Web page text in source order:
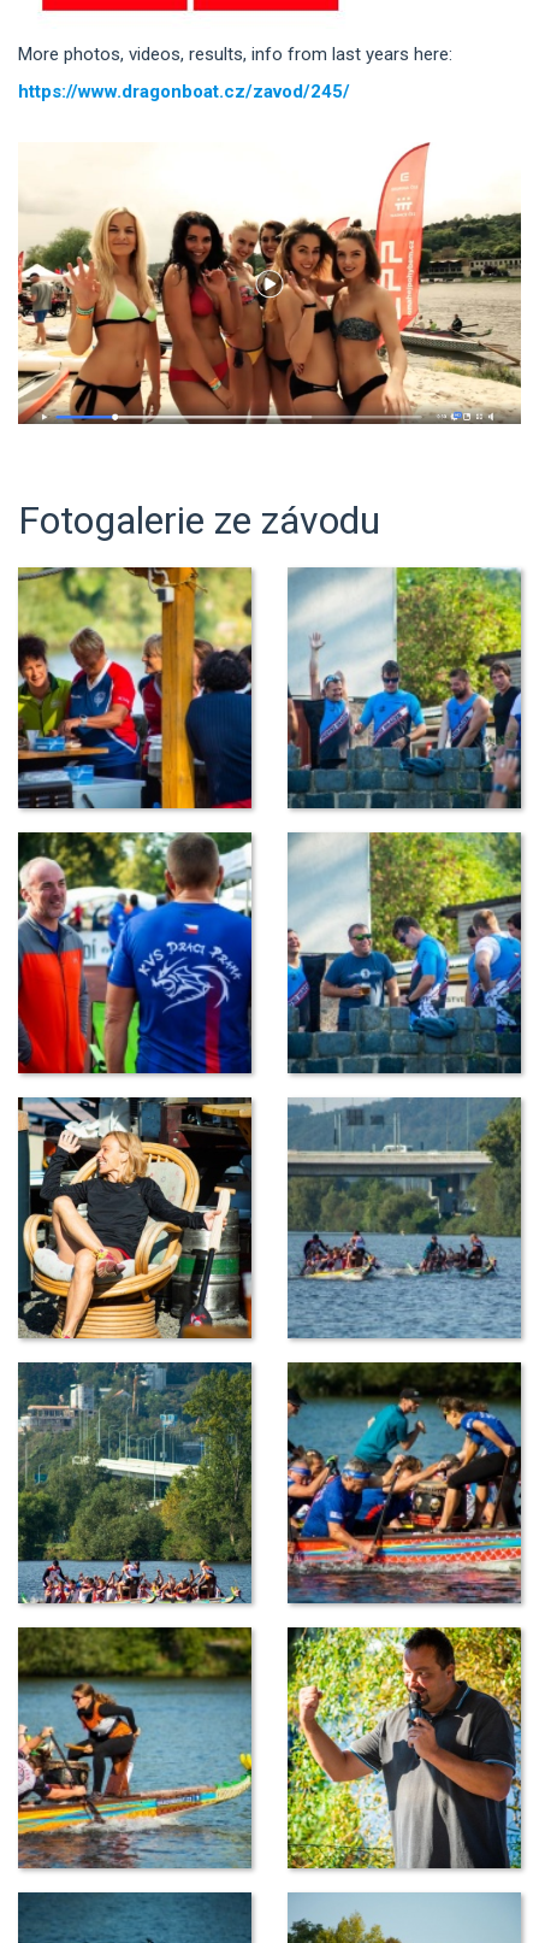
More photos, videos, results, info from last years here:
https://www.dragonboat.cz/zavod/245/
Fotogalerie ze závodu